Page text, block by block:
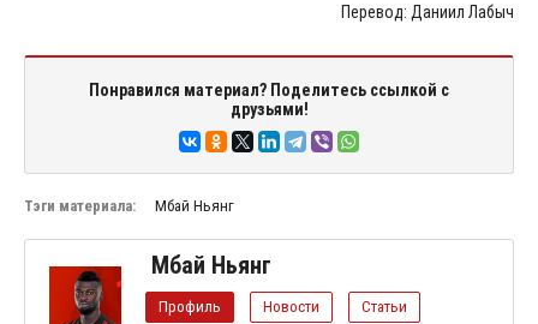
Перевод: Даниил Лабыч
Понравился материал? Поделитесь ссылкой с
друзьями!
Тэги материала: Мбай Ньянг
Мбай Ньянг
Профиль Новости Статьи